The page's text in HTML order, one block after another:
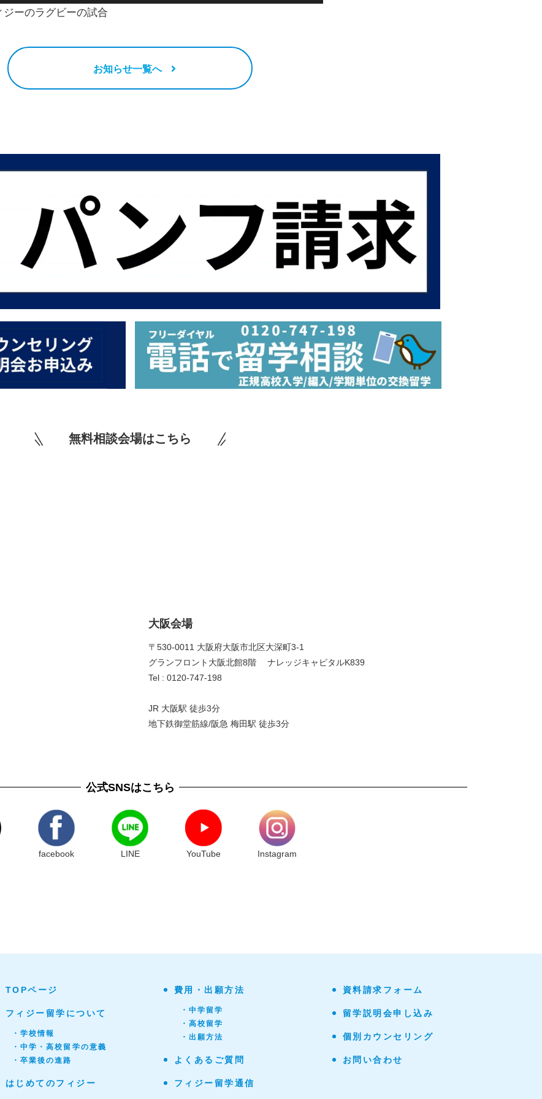
ジーのラグビーの試合
お知らせ一覧へ
無料相談会場はこちら
大阪会場
〒530-0011 大阪府大阪市北区大深町3-1
グランフロント大阪北館8階 ナレッジキャピタルK839
Tel : 0120-747-198
JR 大阪駅 徒歩3分
地下鉄御堂筋線/阪急 梅田駅 徒歩3分
公式SNSはこちら
facebook LINE YouTube Instagram
TOPページ
フィジー留学について
・学校情報
・中学・高校留学の意義
・卒業後の進路
はじめてのフィジー
費用・出願方法
・中学留学
・高校留学
・出願方法
よくあるご質問
フィジー留学通信
資料請求フォーム
留学説明会申し込み
個別カウンセリング
お問い合わせ